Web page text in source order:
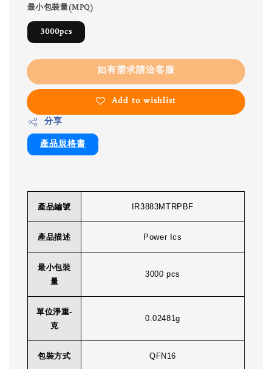
最小包裝量(MPQ)
3000pcs
如有需求請洽客服
Add to wishlist
分享
產品規格書
產品編號 IR3883MTRPBF
產品描述 Power Ics
最小包裝
量
3000 pcs
單位淨重-
克
0.02481g
包裝方式 QFN16